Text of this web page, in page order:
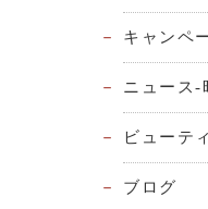
キャンペ
ニュース-
ビューテ
ブログ